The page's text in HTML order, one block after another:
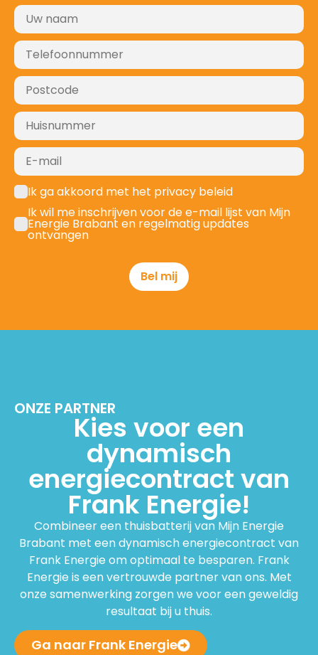
Ik ga akkoord met het privacy beleid
Ik wil me inschrijven voor de e-mail lijst van Mijn
Energie Brabant en regelmatig updates
ontvangen
Bel mij
ONZE PARTNER
Kies voor een
dynamisch
energiecontract van
Frank Energie!
Combineer een thuisbatterij van Mijn Energie
Brabant met een dynamisch energiecontract van
Frank Energie om optimaal te besparen. Frank
Energie is een vertrouwde partner van ons. Met
onze samenwerking zorgen we voor een geweldig
resultaat bij u thuis.
Ga naar Frank Energie